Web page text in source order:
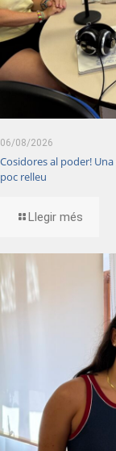
06/08/2026
Cosidores al poder!
poc relleu
Llegir més